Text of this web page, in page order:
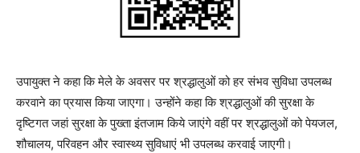
उपायुक्त ने कहा कि मेले के अवसर पर श्रद्धालुओं को हर संभव सुविधा उपलब्ध
करवाने का प्रयास किया जाएगा। उन्होंने कहा कि श्रद्धालुओं की सुरक्षा के
दृष्टिगत जहां सुरक्षा के पुख्ता इंतजाम किये जाएंगे वहीं पर श्रद्धालुओं को पेयजल,
शौचालय, परिवहन और स्वास्थ्य सुविधाएं भी उपलब्ध करवाई जाएगी।